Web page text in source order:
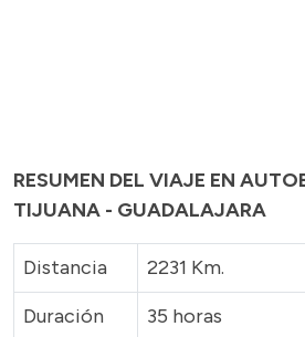
RESUMEN DEL VIAJE EN
TIJUANA - GUADALAJARA
Distancia
2231 Km.
Duración
35 horas